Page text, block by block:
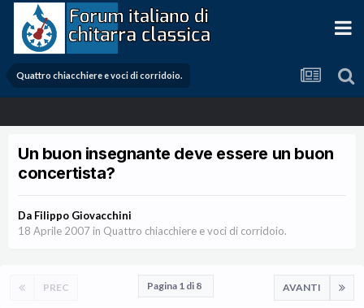
Quattro chiacchiere e voci di corridoio.
Un buon insegnante deve essere un buon
concertista?
Da Filippo Giovacchini
18 Aprile 2007 in Quattro chiacchiere e voci di corridoio.
PREC AVANTI
Pagina 1 di 8